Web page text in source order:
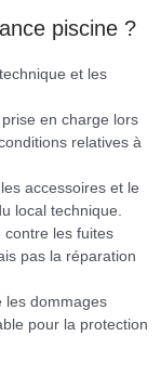
piscine ?
et les
prise en charge lors
relatives à
accessoires et le
local technique.
contre les fuites
pas la réparation
les dommages
pour la protection